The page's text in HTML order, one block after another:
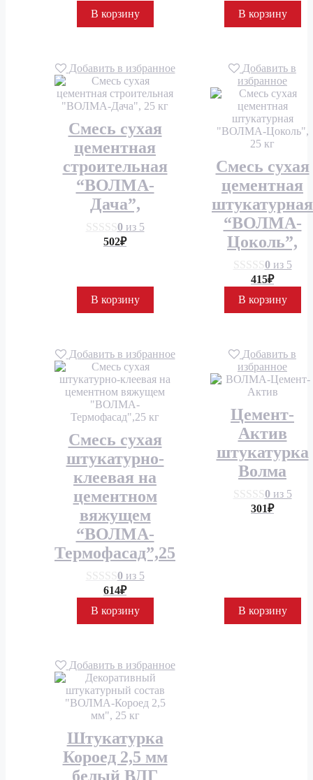
В корзину
В корзину
Добавить в избранное
Смесь сухая
цементная
строительная
“ВОЛМА-
Дача”,
0из 5
502₽
В корзину
Добавить в
избранное
Смесь сухая
цементная
штукатурная
“ВОЛМА-
Цоколь”,
0из 5
415₽
В корзину
Добавить в избранное
Смесь сухая
штукатурно-
клеевая на
цементном
вяжущем
“ВОЛМА-
Термофасад”,25
0из 5
614₽
В корзину
Добавить в
избранное
Цемент-
Актив
штукатурка
Волма
0из 5
301₽
В корзину
Добавить в избранное
Штукатурка
Короед 2,5 мм
белый ВЛГ